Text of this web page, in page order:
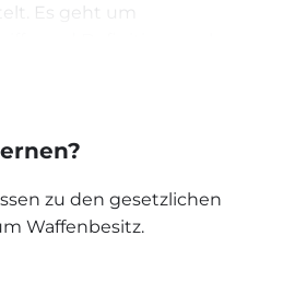
Es geht um
Ein essenzieller Bereich
wichtiges Thema, damit
werden die einzelnen
z. B. die Zuverlässigkeit, die
zu den gesetzlichen
Waffenbesitz.